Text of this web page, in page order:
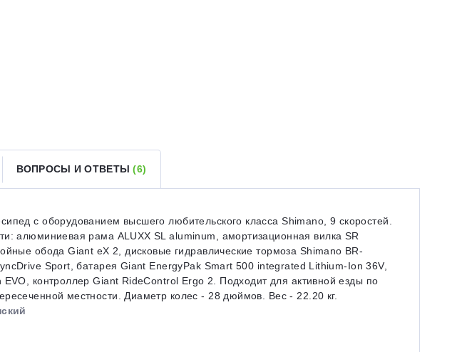
ВОПРОСЫ И ОТВЕТЫ(6)
с оборудованием высшего любительского класса Shimano, 9 скоростей.
алюминиевая рама ALUXX SL aluminum, амортизационная вилка SR
обода Giant eX 2, дисковые гидравлические тормоза Shimano BR-
Sport, батарея Giant EnergyPak Smart 500 integrated Lithium-Ion 36V,
контроллер Giant RideControl Ergo 2. Подходит для активной езды по
местности. Диаметр колес - 28 дюймов. Вес - 22.20 кг.